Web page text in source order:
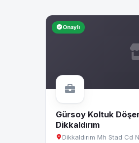
Onaylı
Gürsoy Koltuk
Dikkaldırım
Dikkaldırım Mh Stad Cd